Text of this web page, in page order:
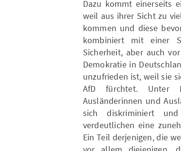
Dazu kommt einerseits
weil aus ihrer Sicht zu
kommen und diese
kombiniert mit einer
Sicherheit, aber auch
Demokratie in
unzufrieden ist, weil sie
AfD fürchtet. Unter
Ausländerinnen und
sich diskriminiert
verdeutlichen eine
Ein Teil derjenigen, die